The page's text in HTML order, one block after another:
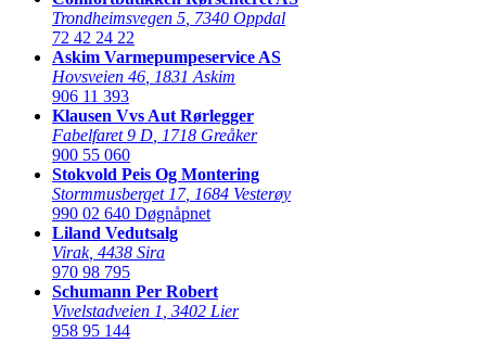
Trondheimsvegen 5 7340 Oppdal
72 42 24 22
Askim Varmepumpeservice AS
Hovsveien 46 1831 Askim
906 11 393
Klausen Vvs Aut Rørlegger
Fabelfaret 9 D 1718 Greåker
900 55 060
Stokvold Peis Og Montering
Stormmusberget 17, 1684 Vesterøy
990 02 640 Døgnåpnet
Liland Vedutsalg
Virak, 4438 Sira
970 98 795
Schumann Per Robert
Vivelstadveien 1 3402 Lier
958 95 144